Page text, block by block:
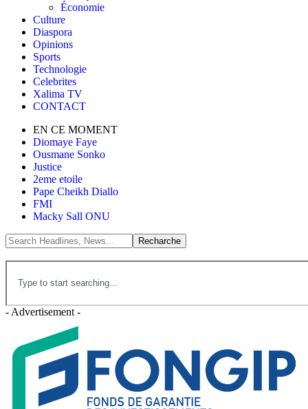
Économie
Culture
Diaspora
Opinions
Sports
Technologie
Celebrites
Xalima TV
CONTACT
EN CE MOMENT
Diomaye Faye
Ousmane Sonko
Justice
2eme etoile
Pape Cheikh Diallo
FMI
Macky Sall ONU
- Advertisement -